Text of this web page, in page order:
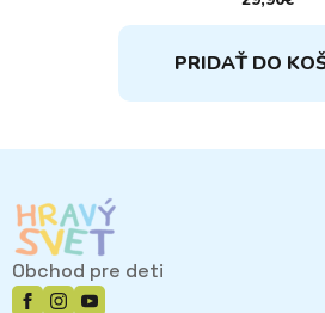
PRIDAŤ DO
Obchod pre deti